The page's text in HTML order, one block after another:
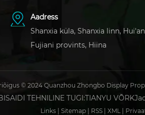
Aadress
Shanxia küla, Shanxia linn,
Fujiani provints, Hiina
© 2024 Quanzhou Zhongbo Display
TEHNILINE TUGI:TIANYU VÕRK
Links Sitemap RSS XML